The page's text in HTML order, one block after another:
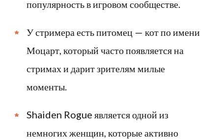
популярность в игровом сообществе.
У стримера есть питомец — кот по имени
Моцарт, который часто появляется на
стримах и дарит зрителям милые
моменты.
Shaiden Rogue является одной из
немногих женщин, которые активно